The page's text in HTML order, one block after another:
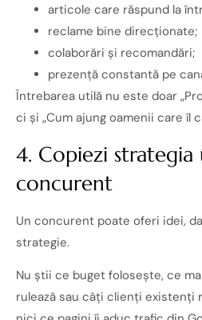
articole care răspund la
reclame bine direcționate;
colaborări și recomandări;
prezență constantă pe
Întrebarea utilă nu este doar
ci și „Cum ajung oamenii care îl
4. Copiezi strategia
concurent
Un concurent poate oferi idei,
strategie.
Nu știi ce buget folosește, ce
rulează sau câți clienți existenți